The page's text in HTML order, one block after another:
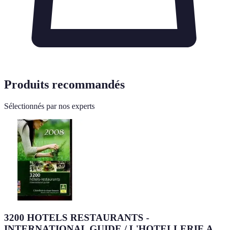
Produits recommandés
Sélectionnés par nos experts
3200 HOTELS RESTAURANTS -